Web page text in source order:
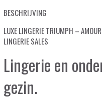
BESCHRIJVING
LUXE LINGERIE TRIUMPH –
LINGERIE SALES
Lingerie en
gezin.